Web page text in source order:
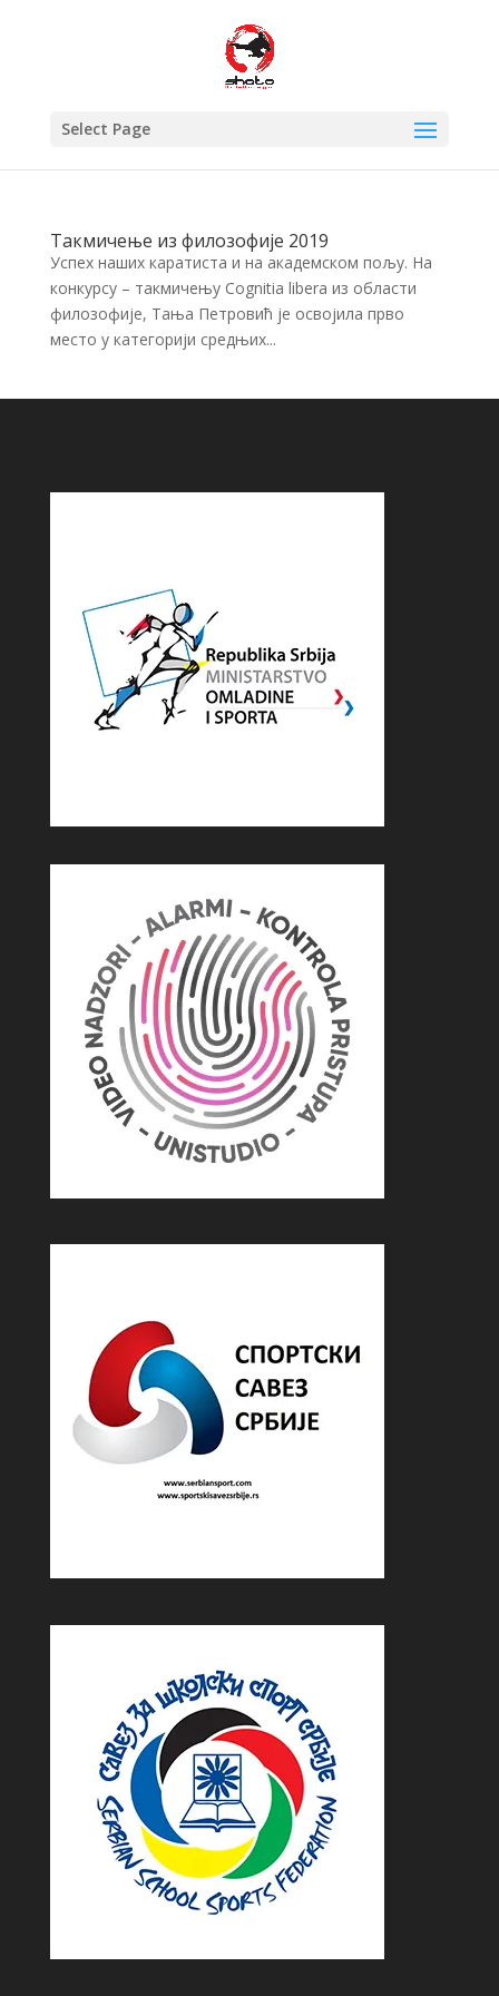
Select Page
Такмичење из филозофије 2019
Успех наших каратиста и на академском пољу. На
конкурсу – такмичењу Cognitia libera из области
филозофије, Тања Петровић је освојила прво
место у категорији средњих...